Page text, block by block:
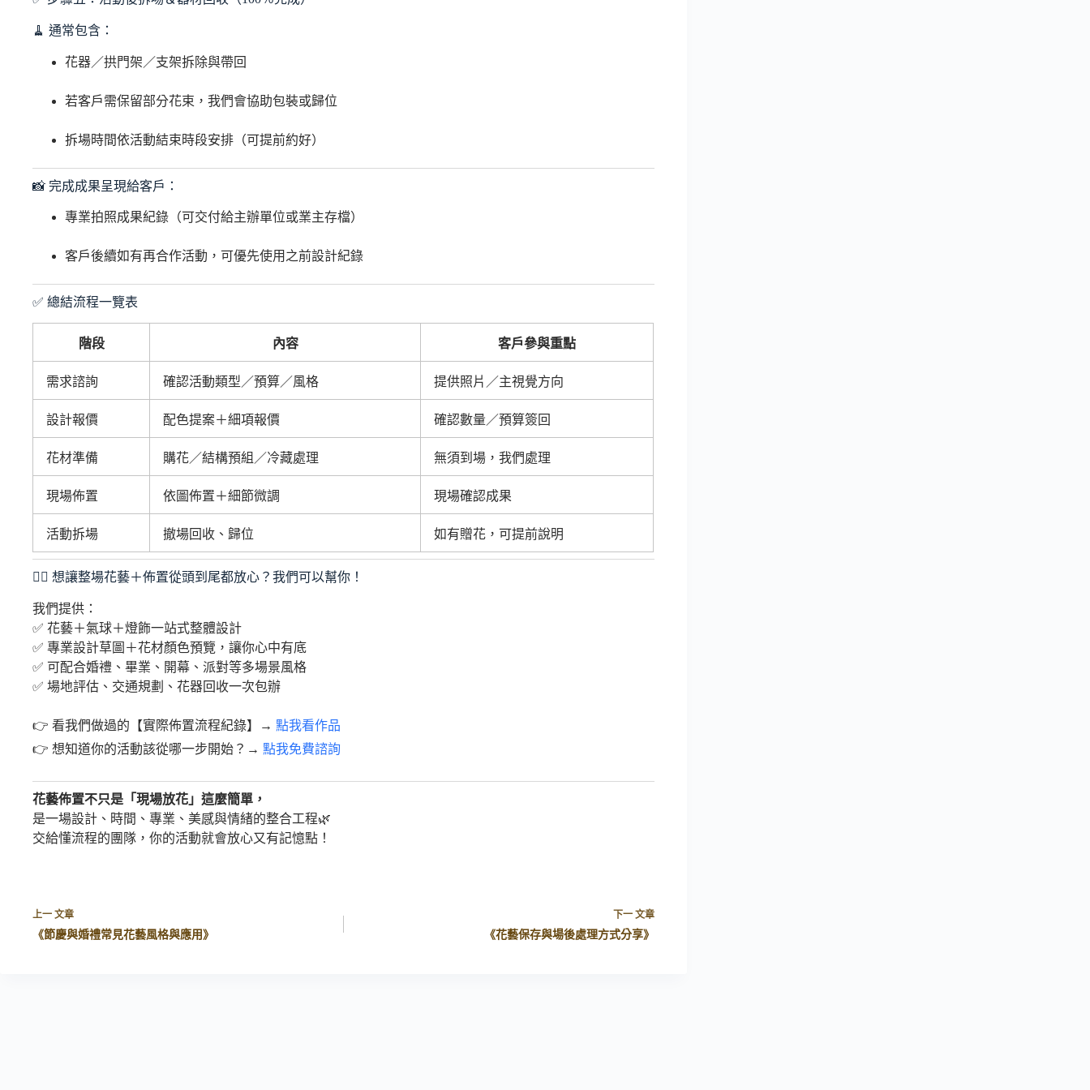
🧹 通常包含：
花器／拱門架／支架拆除與帶回
若客戶需保留部分花束，我們會協助包裝或歸位
拆場時間依活動結束時段安排（可提前約好）
📸 完成成果呈現給客戶：
專業拍照成果紀錄（可交付給主辦單位或業主存檔）
客戶後續如有再合作活動，可優先使用之前設計紀錄
✅ 總結流程一覽表
階段 內容 客戶參與重點
需求諮詢 確認活動類型／預算／風格 提供照片／主視覺方向
設計報價 配色提案＋細項報價 確認數量／預算簽回
花材準備 購花／結構預組／冷藏處理 無須到場，我們處理
現場佈置 依圖佈置＋細節微調 現場確認成果
活動拆場 撤場回收、歸位 如有贈花，可提前說明
🙋‍♀️ 想讓整場花藝＋佈置從頭到尾都放心？我們可以幫你！
我們提供：
✅ 花藝＋氣球＋燈飾一站式整體設計
✅ 專業設計草圖＋花材顏色預覽，讓你心中有底
✅ 可配合婚禮、畢業、開幕、派對等多場景風格
✅ 場地評估、交通規劃、花器回收一次包辦
👉 看我們做過的【實際佈置流程紀錄】→ 點我看作品
👉 想知道你的活動該從哪一步開始？→ 點我免費諮詢
花藝佈置不只是「現場放花」這麼簡單，
是一場設計、時間、專業、美感與情緒的整合工程🌿
交給懂流程的團隊，你的活動就會放心又有記憶點！
上一 文章
《節慶與婚禮常見花藝風格與應用》
下一 文章
《花藝保存與場後處理方式分享》